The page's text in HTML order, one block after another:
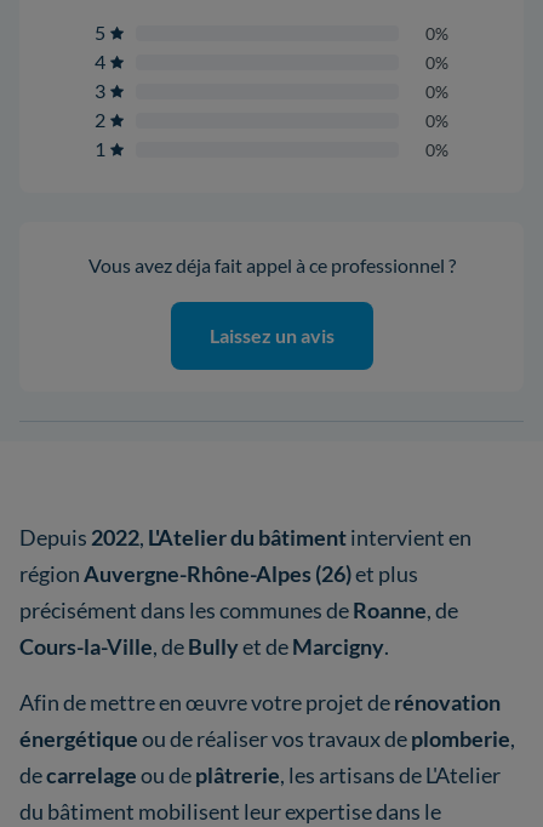
5 0%
4 0%
3 0%
2 0%
1 0%
Vous avez déja fait appel à ce professionnel ?
Laissez un avis
Depuis 2022, L'Atelier du bâtimentintervient en
régionAuvergne-Rhône-Alpes (26)et plus
précisément dans les communes deRoanne, de
Cours-la-Ville, deBullyet deMarcigny.
Afin de mettre en œuvre votre projet derénovation
énergétiqueou de réaliser vos travaux deplomberie,
decarrelageou deplâtrerie, les artisans de L'Atelier
du bâtiment mobilisent leur expertise dans le